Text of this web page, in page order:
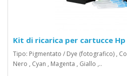
Kit di ricarica per cartucce
Tipo: Pigmentato / Dye (fotografico) ,
Nero , Cyan , Magenta , Giallo ,..